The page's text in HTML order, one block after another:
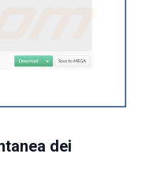
dei